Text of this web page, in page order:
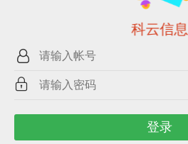
科云信息
登录